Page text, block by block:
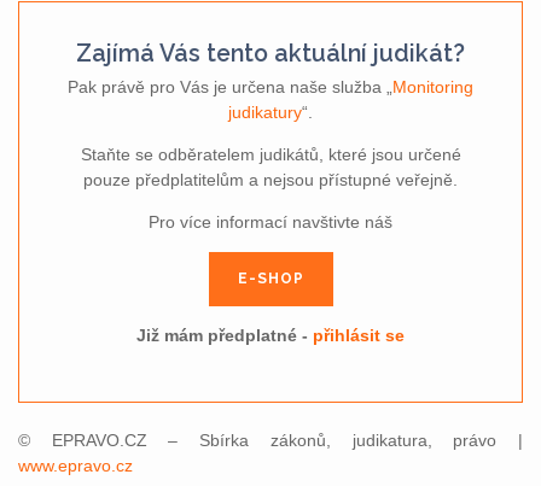
Zajímá Vás tento aktuální judikát?
Pak právě pro Vás je určena naše služba „ Monitoring
judikatury“.
Staňte se odběratelem judikátů, které jsou určené
pouze předplatitelům a nejsou přístupné veřejně.
Pro více informací navštivte náš
E-SHOP
Již mám předplatné - přihlásit se
© EPRAVO.CZ – Sbírka zákonů, judikatura, právo |
www.epravo.cz